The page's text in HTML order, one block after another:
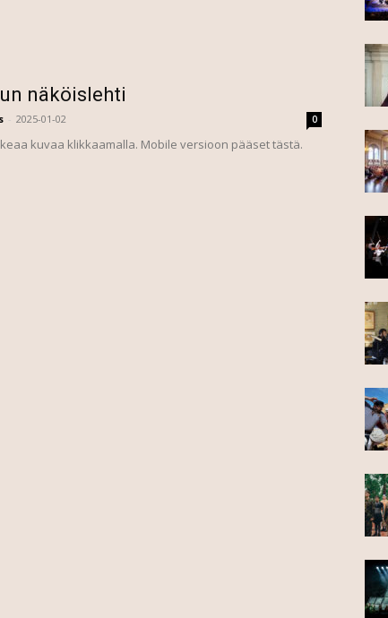
näköislehti
- 2025-01-02 0
kuvaa klikkaamalla. Mobile versioon pääset tästä.